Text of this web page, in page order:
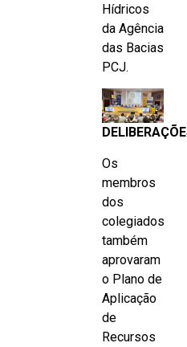
Hídricos
da Agência
das Bacias
PCJ.
Os
membros
dos
colegiados
também
aprovaram
o Plano de
Aplicação
de
Recursos